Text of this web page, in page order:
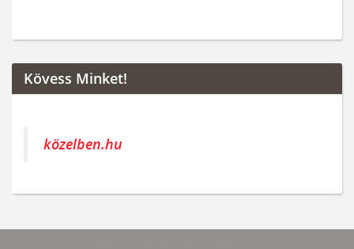
Kövess Minket!
közelben.hu